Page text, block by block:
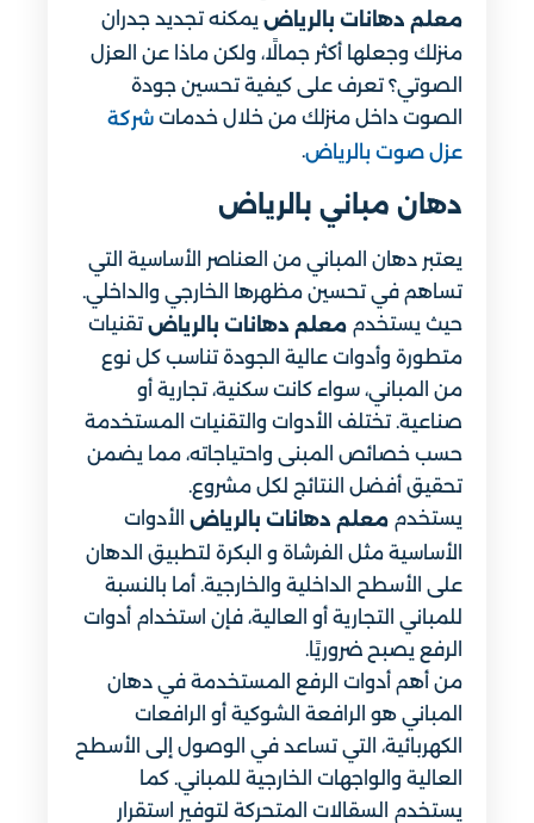
معلم دهانات بالرياض يمكنه تجديد جدران
منزلك وجعلها أكثر جمالًا، ولكن ماذا عن العزل
الصوتي؟ تعرف على كيفية تحسين جودة
الصوت داخل منزلك من خلال خدمات شركة
عزل صوت بالرياض.
دهان مباني​ بالرياض
يعتبر دهان المباني من العناصر الأساسية التي
تساهم في تحسين مظهرها الخارجي والداخلي.
حيث يستخدم معلم دهانات بالرياضتقنيات
متطورة وأدوات عالية الجودة تناسب كل نوع
من المباني، سواء كانت سكنية، تجارية أو
صناعية. تختلف الأدوات والتقنيات المستخدمة
حسب خصائص المبنى واحتياجاته، مما يضمن
تحقيق أفضل النتائج لكل مشروع.
يستخدم معلم دهانات بالرياض الأدوات
الأساسية مثل الفرشاة و البكرة لتطبيق الدهان
على الأسطح الداخلية والخارجية. أما بالنسبة
للمباني التجارية أو العالية، فإن استخدام أدوات
الرفع يصبح ضروريًا.
من أهم أدوات الرفع المستخدمة في دهان
المباني هو الرافعة الشوكية أو الرافعات
الكهربائية، التي تساعد في الوصول إلى الأسطح
العالية والواجهات الخارجية للمباني. كما
يستخدم السقالات المتحركة لتوفير استقرار